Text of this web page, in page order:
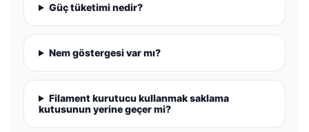
Güç tüketimi nedir?
Nem göstergesi var mı?
Filament kurutucu kullanmak saklama
kutusunun yerine geçer mi?